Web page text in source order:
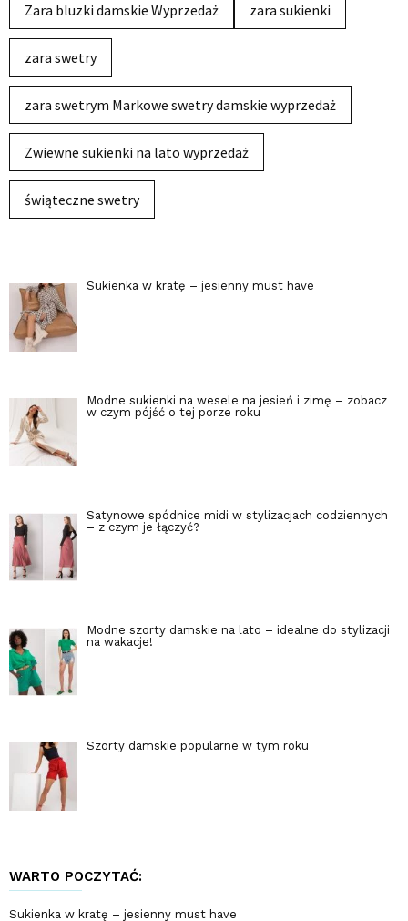
Zara bluzki damskie Wyprzedaż zara sukienki
zara swetry
zara swetrym Markowe swetry damskie wyprzedaż
Zwiewne sukienki na lato wyprzedaż
świąteczne swetry
Sukienka w kratę – jesienny must have
Modne sukienki na wesele na jesień i zimę – zobacz
w czym pójść o tej porze roku
Satynowe spódnice midi w stylizacjach codziennych
– z czym je łączyć?
Modne szorty damskie na lato – idealne do stylizacji
na wakacje!
Szorty damskie popularne w tym roku
WARTO POCZYTAĆ:
Sukienka w kratę – jesienny must have